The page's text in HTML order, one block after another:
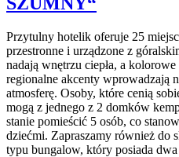
Przytulny hotelik oferuje 25
przestronne i urządzone z
nadają wnętrzu ciepła, a
regionalne akcenty wprowadzają
atmosferę. Osoby, które cenią
mogą z jednego z 2 domków
stanie pomieścić 5 osób, co
dziećmi. Zapraszamy również do
typu bungalow, który posiada